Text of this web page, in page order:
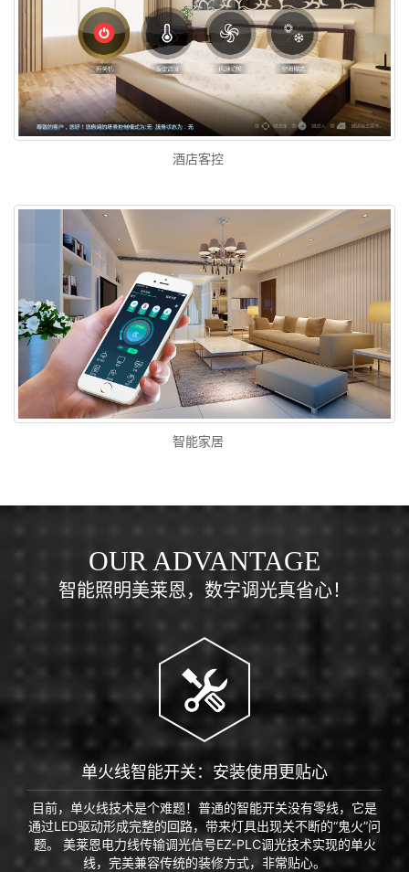
酒店客控
智能家居
OUR ADVANTAGE
智能照明美莱恩，数字调光真省心！
单火线智能开关：安装使用更贴心
目前，单火线技术是个难题！普通的智能开关没有零线，它是
通过LED驱动形成完整的回路，带来灯具出现关不断的“鬼火”问
题。 美莱恩电力线传输调光信号EZ-PLC调光技术实现的单火
线，完美兼容传统的装修方式，非常贴心。